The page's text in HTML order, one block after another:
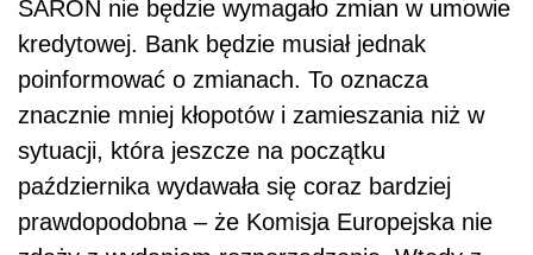
SARON nie będzie wymagało zmian w umowie
kredytowej. Bank będzie musiał jednak
poinformować o zmianach. To oznacza
znacznie mniej kłopotów i zamieszania niż w
sytuacji, która jeszcze na początku
października wydawała się coraz bardziej
prawdopodobna – że Komisja Europejska nie